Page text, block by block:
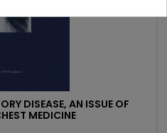
DISEASE, AN ISSUE OF
MEDICINE